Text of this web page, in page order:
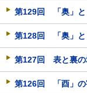
第129回 「奥」と
第128回 「奥」と
第127回 表と裏の
第126回 「酉」の